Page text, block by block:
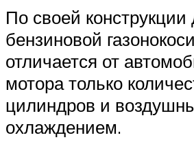
По своей конструкции
бензиновой
отличается от
мотора только
цилиндров и
охлаждением.